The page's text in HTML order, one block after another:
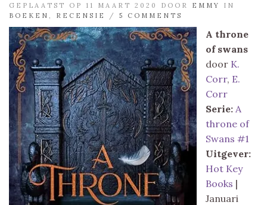
GEPLAATST OP 11 MAART 2020 DOOR EMMY
IN
BOEKEN
RECENSIE / 5 COMMENTS
A throne
of swans
door K.
Corr, E.
Corr
Serie: A
throne of
Swans #1
Uitgever:
Hot Key
Books |
Januari